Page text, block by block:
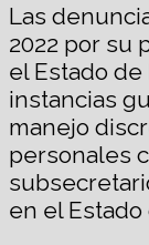
Las
2022 por su
el Estado
instancias
manejo
personales
en el